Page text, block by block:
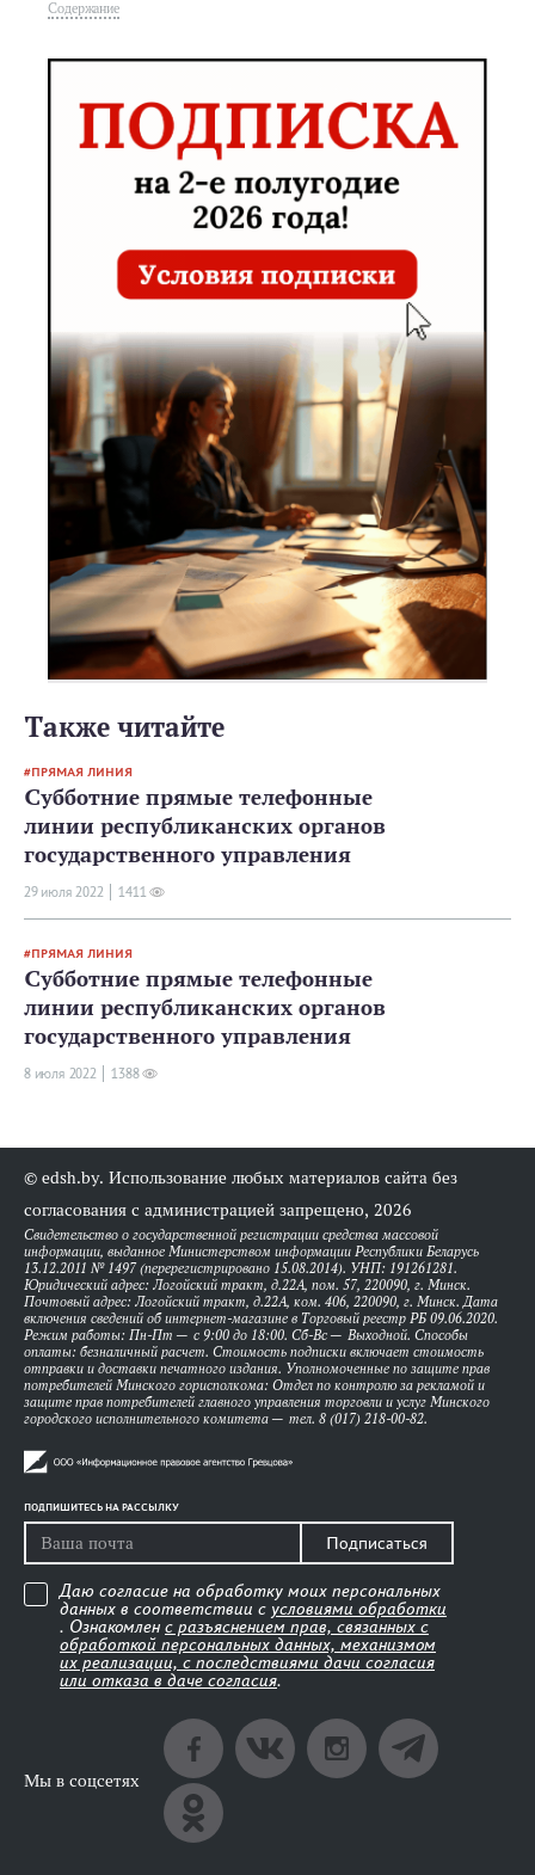
Содержание
Также читайте
ПРЯМАЯ ЛИНИЯ
Субботние прямые телефонные
линии республиканских органов
государственного управления
29 июля 2022 1411
ПРЯМАЯ ЛИНИЯ
Субботние прямые телефонные
линии республиканских органов
государственного управления
8 июля 2022 1388
© edsh.by. Использование любых материалов сайта без
согласования с администрацией запрещено, 2026
Свидетельство о государственной регистрации средства массовой
информации, выданное Министерством информации Республики Беларусь
13.12.2011 № 1497 (перерегистрировано 15.08.2014). УНП: 191261281.
Юридический адрес: Логойский тракт, д.22А, пом. 57, 220090, г. Минск.
Почтовый адрес: Логойский тракт, д.22А, ком. 406, 220090, г. Минск. Дата
включения сведений об интернет-магазине в Торговый реестр РБ 09.06.2020.
Режим работы: Пн-Пт — с 9:00 до 18:00. Сб-Вс — Выходной. Способы
оплаты: безналичный расчет. Стоимость подписки включает стоимость
отправки и доставки печатного издания. Уполномоченные по защите прав
потребителей Минского горисполкома: Отдел по контролю за рекламой и
защите прав потребителей главного управления торговли и услуг Минского
городского исполнительного комитета — тел. 8 (017) 218-00-82.
ПОДПИШИТЕСЬ НА РАССЫЛКУ
Подписаться
Даю согласие на обработку моих персональных
данных в соответствии с условиями обработки
. Ознакомлен с разъяснением прав, связанных с
обработкой персональных данных, механизмом
их реализации, с последствиями дачи согласия
или отказа в даче согласия.
Мы в соцсетях